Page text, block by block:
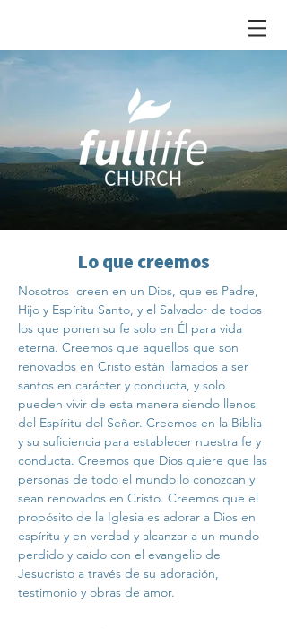
Lo que creemos
Nosotros creen en un Dios, que es Padre,
Hijo y Espíritu Santo, y el Salvador de todos
los que ponen su fe solo en Él para vida
eterna. Creemos que aquellos que son
renovados en Cristo están llamados a ser
santos en carácter y conducta, y solo
pueden vivir de esta manera siendo llenos
del Espíritu del Señor. Creemos en la Biblia
y su suficiencia para establecer nuestra fe y
conducta. Creemos que Dios quiere que las
personas de todo el mundo lo conozcan y
sean renovados en Cristo. Creemos que el
propósito de la Iglesia es adorar a Dios en
espíritu y en verdad y alcanzar a un mundo
perdido y caído con el evangelio de
Jesucristo a través de su adoración,
testimonio y obras de amor.